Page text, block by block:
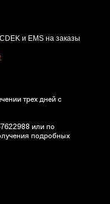
и EMS на заказы
трех дней с
или по
подробных